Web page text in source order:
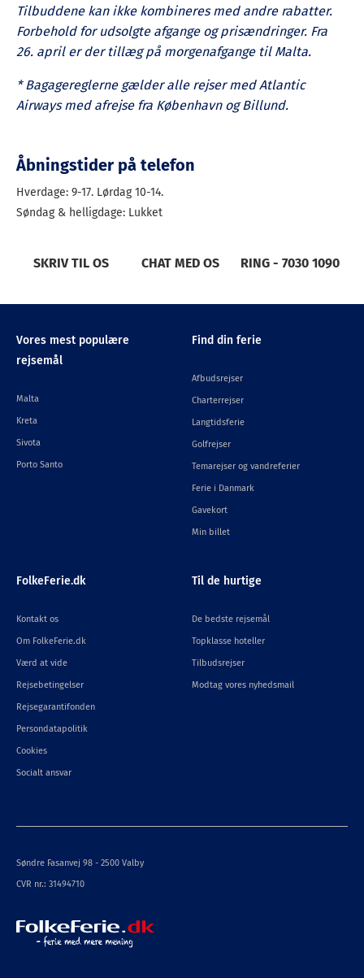
Tilbuddene kan ikke kombineres med andre rabatter.
Forbehold for udsolgte afgange og prisændringer. Fra
26. april er der tillæg på morgenafgange til Malta.
* Bagagereglerne gælder alle rejser med Atlantic
Airways med afrejse fra København og Billund.
Åbningstider på telefon
Hverdage: 9-17. Lørdag 10-14.
Søndag & helligdage: Lukket
SKRIV TIL OS CHAT MED OS RING - 7030 1090
Vores mest populære
rejsemål
Malta
Kreta
Sivota
Porto Santo
Find din ferie
Afbudsrejser
Charterrejser
Langtidsferie
Golfrejser
Temarejser og vandreferier
Ferie i Danmark
Gavekort
Min billet
FolkeFerie.dk
Kontakt os
Om FolkeFerie.dk
Værd at vide
Rejsebetingelser
Rejsegarantifonden
Persondatapolitik
Cookies
Socialt ansvar
Til de hurtige
De bedste rejsemål
Topklasse hoteller
Tilbudsrejser
Modtag vores nyhedsmail
Søndre Fasanvej 98 - 2500 Valby
CVR nr.: 31494710